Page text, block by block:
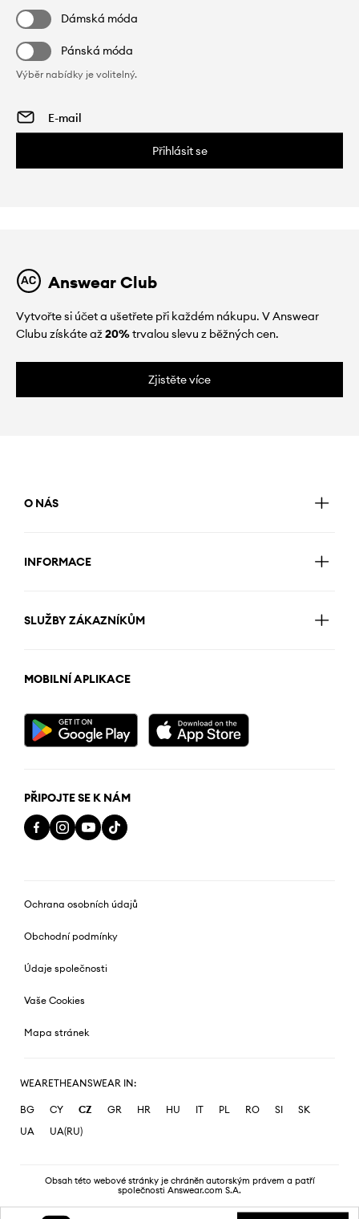
Dámská móda
Pánská móda
Výběr nabídky je volitelný.
Přihlásit se
Answear Club
Vytvořte si účet a ušetřete při každém nákupu. V Answear
Clubu získáte až20%trvalou slevu z běžných cen.
Zjistěte více
O NÁS
INFORMACE
SLUŽBY ZÁKAZNÍKŮM
MOBILNÍ APLIKACE
PŘIPOJTE SE K NÁM
Ochrana osobních údajů
Obchodní podmínky
Údaje společnosti
Vaše Cookies
Mapa stránek
WEARETHEANSWEAR IN:
BG CY CZ GR HR HU IT PL RO SI
SK
UA
UA(RU)
Obsah této webové stránky je chráněn autorským právem a patří
společnosti Answear.com S.A.